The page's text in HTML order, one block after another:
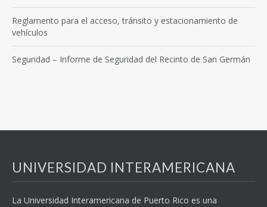
Reglamento para el acceso, tránsito y estacionamiento de
vehículos
Seguridad – Informe de Seguridad del Recinto de San Germán
UNIVERSIDAD INTERAMERICANA
La Universidad Interamericana de Puerto Rico es una